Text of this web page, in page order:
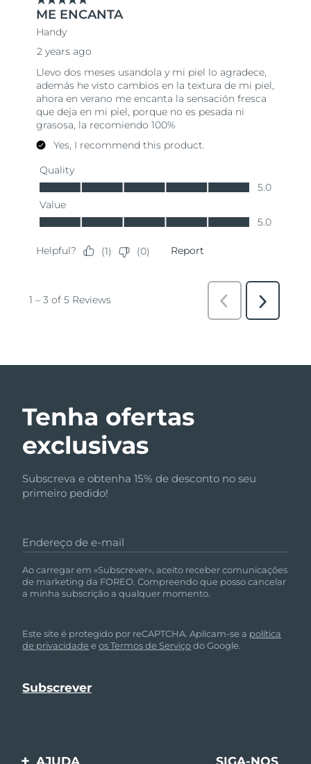
Tenha ofertas
exclusivas
Subscreva e obtenha 15% de desconto no seu
primeiro pedido!
Endereço de e-mail
Ao carregar em «Subscrever», aceito receber comunicações
de marketing da FOREO. Compreendo que posso cancelar
a minha subscrição a qualquer momento.
Este site é protegido por reCAPTCHA. Aplicam-se a política
de privacidade eos Termos de Serviçodo Google.
AJUDA SIGA-NOS